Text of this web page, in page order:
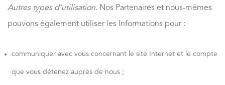
Autres types d’utilisation. Nos Partenaires et nous-mêmes
pouvons également utiliser les Informations pour :
communiquer avec vous concernant le site Internet et le compte
que vous détenez auprès de nous ;